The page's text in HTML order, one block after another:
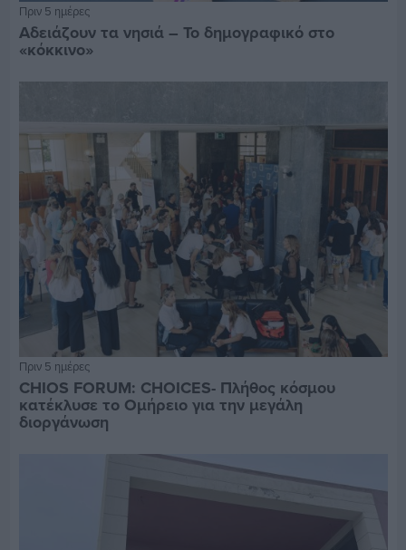
Πριν 5 ημέρες
Αδειάζουν τα νησιά – Το δημογραφικό στο
«κόκκινο»
Πριν 5 ημέρες
CHIOS FORUM: CHOICES- Πλήθος κόσμου
κατέκλυσε το Ομήρειο για την μεγάλη
διοργάνωση